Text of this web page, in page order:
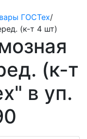
ГОСТех/
(к-т 4 шт)
(к-т
в уп.